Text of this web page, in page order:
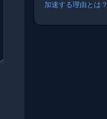
加速する理由とは？